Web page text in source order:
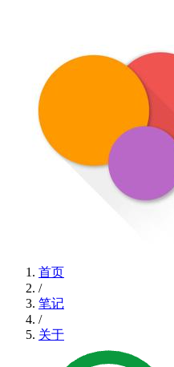
首页
/
笔记
/
关于